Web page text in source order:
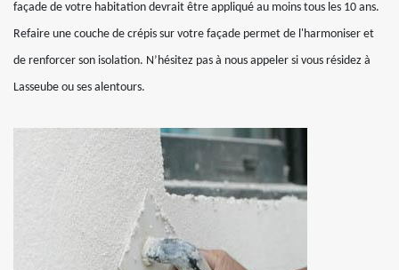
façade de votre habitation devrait être appliqué au moins tous les 10 ans.
Refaire une couche de crépis sur votre façade permet de l'harmoniser et
de renforcer son isolation. N’hésitez pas à nous appeler si vous résidez à
Lasseube ou ses alentours.